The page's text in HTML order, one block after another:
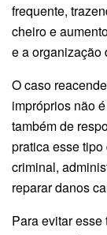
frequente,
cheiro e
e a organização
O caso
impróprios não
também de
pratica esse
criminal,
reparar danos
Para evitar